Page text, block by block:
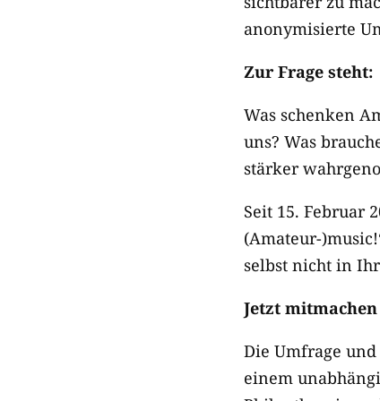
anonymisierte
Zur Frage steht:
Was schenken
uns? Was
stärker
Seit 15. Februar
(Amateur-
selbst nicht in
Jetzt
Die Umfrage
einem